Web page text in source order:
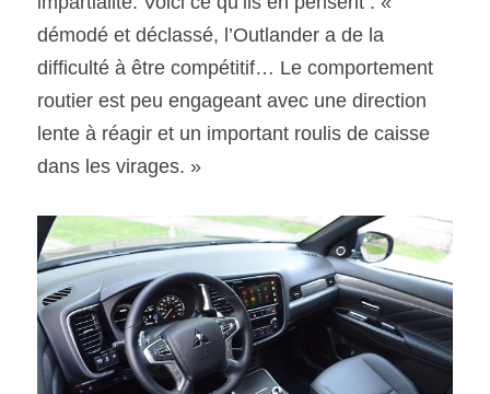
démodé et déclassé, l’Outlander a de la
difficulté à être compétitif… Le comportement
routier est peu engageant avec une direction
lente à réagir et un important roulis de caisse
dans les virages. »